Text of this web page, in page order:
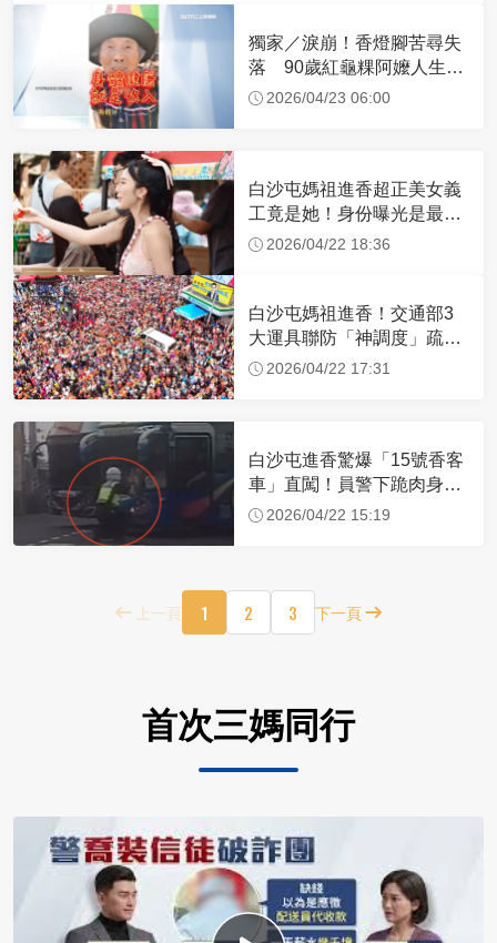
獨家／淚崩！香燈腳苦尋失
落 90歲紅龜粿阿嬤人生謝
幕2026/04/23 06:00
白沙屯媽祖進香超正美女義
工竟是她！身份曝光是最美
禮生 一輩子不結婚
2026/04/22 18:36
白沙屯媽祖進香！交通部3
大運具聯防「神調度」疏運
32.1萬創新高
2026/04/22 17:31
白沙屯進香驚爆「15號香客
車」直闖！員警下跪肉身擋
車：讓行人先過
2026/04/22 15:19
上一頁 1 2 3 下一頁
首次三媽同行